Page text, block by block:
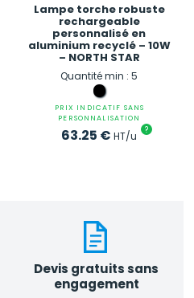
Lampe torche robuste
rechargeable
personnalisé en
aluminium recyclé – 10W
– NORTH STAR
Quantité min : 5
PRIX INDICATIF SANS
PERSONNALISATION
63.25 € HT/u ?
Devis gratuits sans
engagement